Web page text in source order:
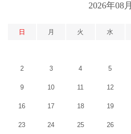
2026年08月
日 月 火 水
2 3 4 5
9 10 11 12
16 17 18 19
23 24 25 26